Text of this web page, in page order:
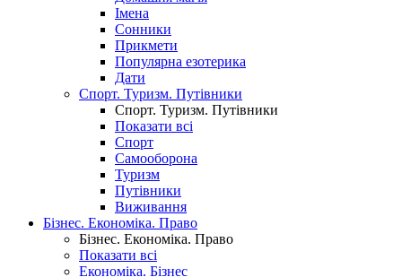
Імена
Сонники
Прикмети
Популярна езотерика
Дати
Спорт. Туризм. Путівники
Спорт. Туризм. Путівники
Показати всі
Спорт
Самооборона
Туризм
Путівники
Виживання
Бізнес. Економіка. Право
Бізнес. Економіка. Право
Показати всі
Економіка. Бізнес